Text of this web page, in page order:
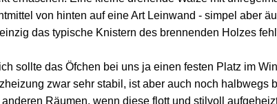
von hinten auf eine Art Leinwand - simpel aber
das typische Knistern des brennenden Holzes
sollte das Öfchen bei uns ja einen festen Platz im
zwar sehr stabil, ist aber auch noch halbwegs
Räumen, wenn diese flott und stilvoll